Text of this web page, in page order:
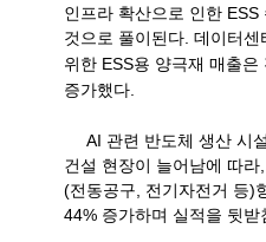
인프라 확산으로 인한 ESS
것으로 풀이된다 데이터센
위한 ESS용 양극재 매출은
증가했다
AI 관련 반도체 생산 시
건설 현장이 늘어남에 따라
(전동공구 전기자전거 등)
44% 증가하며 실적을 뒷받